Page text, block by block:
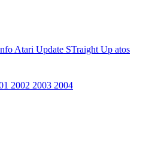
Atari Update STraight Up atos
2002 2003 2004